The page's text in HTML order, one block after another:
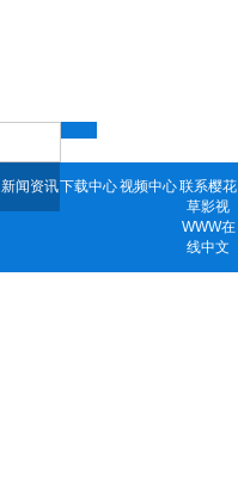
新闻资讯下载中心视频中心联系樱花
草影视
WWW在
线中文